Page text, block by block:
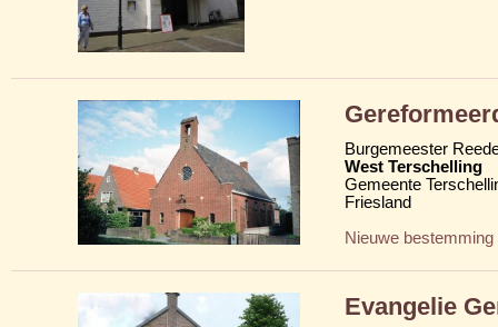
Burgemeester
West Terschelling
Gemeente
Friesland
Nieuwe bestemming
Evangelie